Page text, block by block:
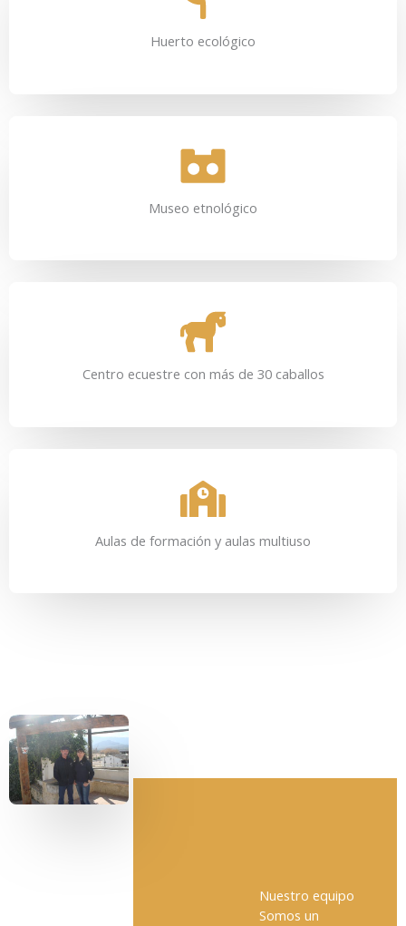
Huerto ecológico
Museo etnológico
Centro ecuestre con más de 30 caballos
Aulas de formación y aulas multiuso
Nuestro equipo
Somos un